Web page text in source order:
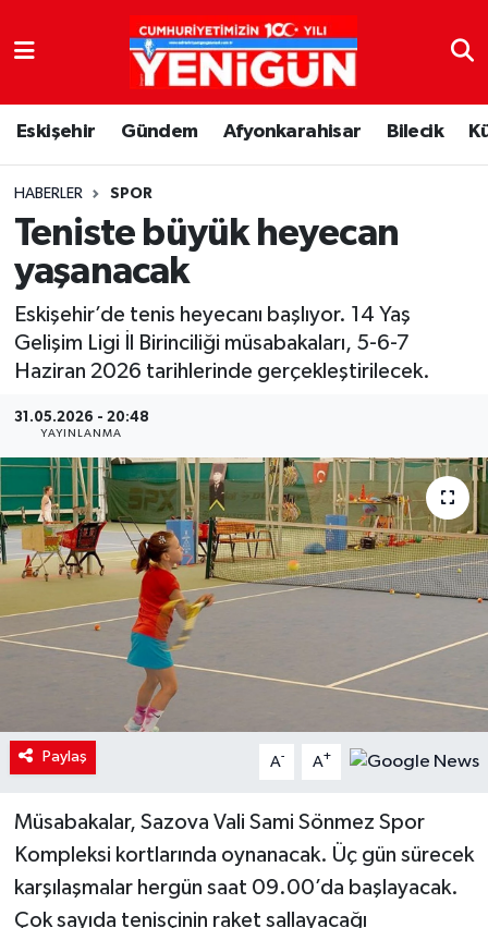
Eskişehir Gündem Afyonkarahisar Bilecik
HABERLER SPOR
Teniste büyük heyecan
yaşanacak
Eskişehir’de tenis heyecanı başlıyor. 14 Yaş
Gelişim Ligi İl Birinciliği müsabakaları, 5-6-7
Haziran 2026 tarihlerinde gerçekleştirilecek.
31.05.2026 - 20:48
YAYINLANMA
Paylaş A- A+
Müsabakalar, Sazova Vali Sami Sönmez Spor
Kompleksi kortlarında oynanacak. Üç gün sürecek
karşılaşmalar hergün saat 09.00’da başlayacak.
Çok sayıda tenisçinin raket sallayacağı
Nöbetçi Eczaneler
Hava Durumu
Trafik Durumu
Süper Lig Puan Durumu ve Fikstür
Tüm Manşetler
Son Dakika Haberleri
Haber Arşivi